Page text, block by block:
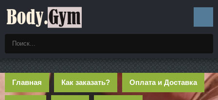
Главная Как заказать? Оплата и Доставка